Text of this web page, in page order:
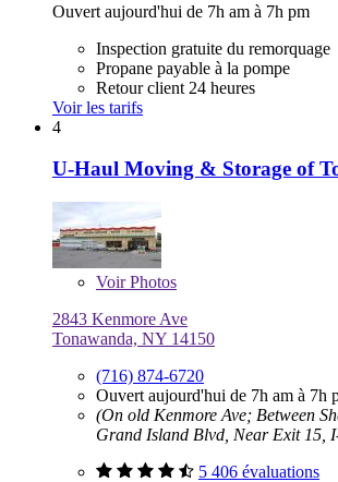
Ouvert aujourd'hui de 7h am à 7h pm
Inspection gratuite du remorquage
Propane payable à la pompe
Retour client 24 heures
Voir les tarifs
4
U-Haul Moving & Storage of
VoirPhotos
2843 Kenmore Ave
Tonawanda, NY 14150
(716) 874-6720
Ouvert aujourd'hui de 7h am à 7h
(On old Kenmore Ave; Between
Grand Island Blvd, Near Exit 15,
5 406 évaluations